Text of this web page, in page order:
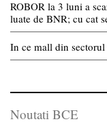
ROBOR la 3 luni a
luate de BNR; cu cat
In ce mall din
Noutati BCE